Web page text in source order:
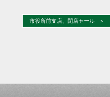
市役所前支店、閉店セール ＞